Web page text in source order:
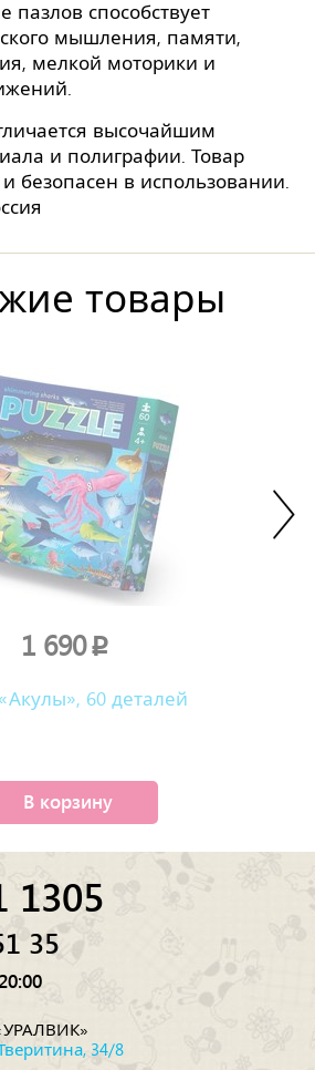
пазлов способствует
мышления, памяти,
мелкой моторики и
высочайшим
и полиграфии. Товар
безопасен в использовании.
товары
1 690p
60 деталей
В корзину
1305
35
34/8